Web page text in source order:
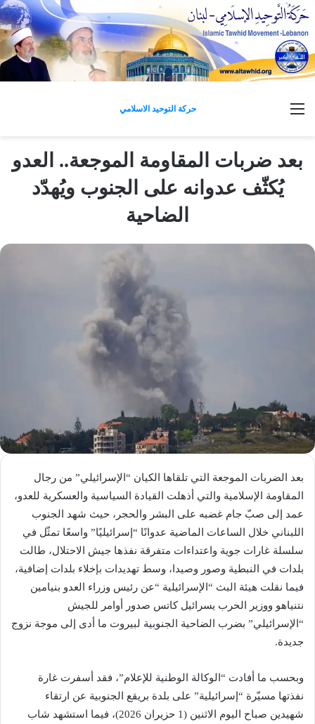
حركة التوحيد الاسلامي القائمة
بعد ضربات المقاومة الموجعة.. العدو
يُكثّف عدوانه على الجنوب ويُهدّد
الضاحية
بعد الضربات الموجعة التي تلقاها الكيان “الإسرائيلي” من رجال
المقاومة الإسلامية والتي أذهلت القيادة السياسية والعسكرية للعدو،
عمد إلى صبّ جام غضبه على البشر والحجر، حيث شهد الجنوب
اللبناني خلال الساعات الماضية عدوانًا “إسرائيليًا” واسعًا تمثّل في
سلسلة غارات جوية واعتداءات متفرقة نفذها جيش الاحتلال، طالت
بلدات في النبطية وصور وصيدا، وسط تهديدات بإخلاء بلدات إضافية،
فيما نقلت هيئة البث “الإسرائيلية “عن رئيس وزراء العدو بنيامين
نتنياهو ووزير الحرب يسرائيل كاتس صدور أوامر للجيش
“الإسرائيلي” بضرب الضاحية الجنوبية لبيروت ما أدى إلى موجة نزوج
جديدة.
وبحسب ما أفادت “الوكالة الوطنية للإعلام”، فقد أسفرت غارة
نفذتها مسيّرة “إسرائيلية” على بلدة بريقع الجنوبية عن ارتقاء
شهيدين صباح اليوم الاثنين (1 حزيران 2026)، فيما استشهد شاب